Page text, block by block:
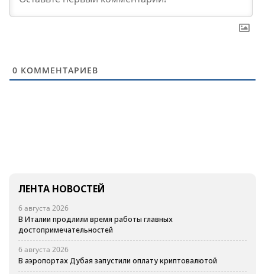
0 КОММЕНТАРИЕВ
ЛЕНТА НОВОСТЕЙ
6 августа 2026
В Италии продлили время работы главных
достопримечательностей
6 августа 2026
В аэропортах Дубая запустили оплату криптовалютой